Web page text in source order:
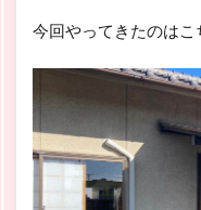
今回やってきたのはこ